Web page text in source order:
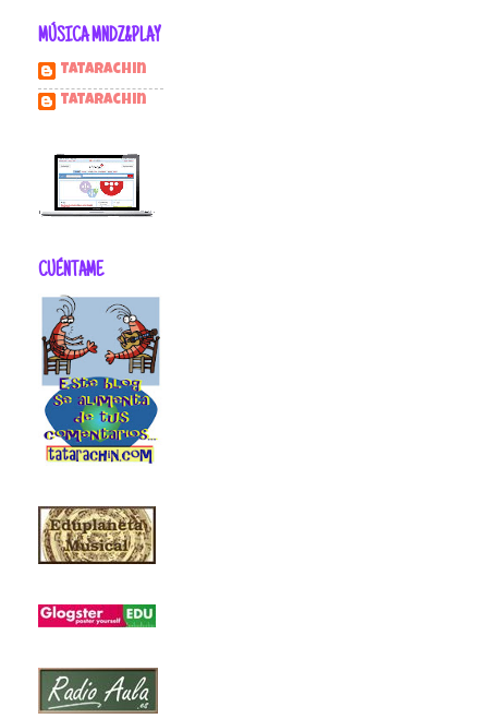
MÚSICA MNDZ&PLAY
Tatarachin
tatarachin
CUÉNTAME